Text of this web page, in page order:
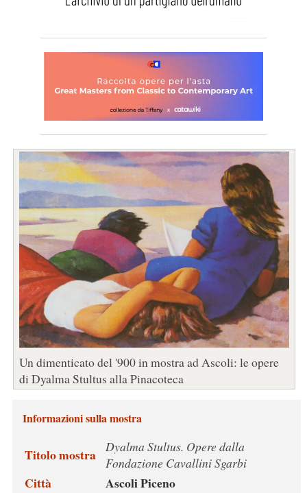
Un dimenticato del '900 in mostra ad Ascoli: le opere
di Dyalma Stultus alla Pinacoteca
Informazioni sulla mostra
Titolo mostra Dyalma Stultus. Opere dalla
Fondazione Cavallini Sgarbi
Città
Ascoli Piceno